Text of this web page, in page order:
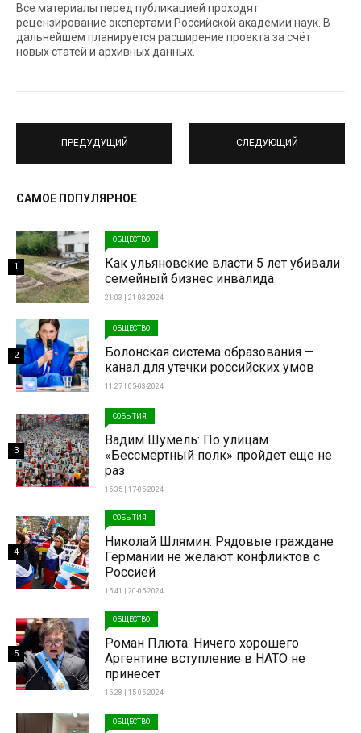
Все материалы перед публикацией проходят
рецензирование экспертами Российской академии наук. В
дальнейшем планируется расширение проекта за счёт
новых статей и архивных данных.
ПРЕДУДУЩИЙ СЛЕДУЮЩИЙ
САМОЕ ПОПУЛЯРНОЕ
ОБЩЕСТВО
Как ульяновские власти 5 лет убивали
семейный бизнес инвалида
21:03 | 21-03-2024
1
ОБЩЕСТВО
Болонская система образования —
канал для утечки российских умов
11:27 | 05-03-2024
2
СОБЫТИЯ
Вадим Шумель: По улицам
«Бессмертный полк» пройдет еще не
раз
15:35 | 17-05-2024
3
СОБЫТИЯ
Николай Шлямин: Рядовые граждане
Германии не желают конфликтов с
Россией
15:41 | 20-05-2024
4
ОБЩЕСТВО
Роман Плюта: Ничего хорошего
Аргентине вступление в НАТО не
принесет
15:28 | 15-05-2024
5
ОБЩЕСТВО